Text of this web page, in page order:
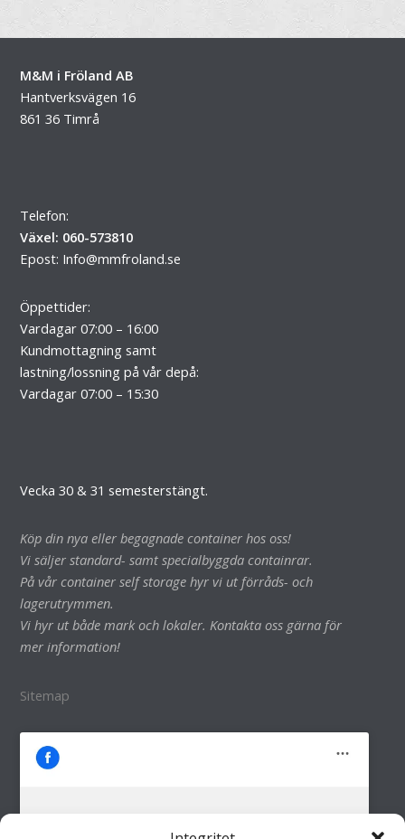
M&M i Fröland AB
Hantverksvägen 16
861 36 Timrå
Telefon:
Växel: 060-573810
Epost: Info@mmfroland.se
Öppettider:
Vardagar 07:00 – 16:00
Kundmottagning samt
lastning/lossning på vår depå:
Vardagar 07:00 – 15:30
Vecka 30 & 31 semesterstängt.
Köp din nya eller begagnade container hos oss!
Vi säljer standard- samt specialbyggda containrar.
På vår container self storage hyr vi ut förråds- och
lagerutrymmen.
Vi hyr ut både mark och lokaler. Kontakta oss gärna för
mer information!
Sitemap